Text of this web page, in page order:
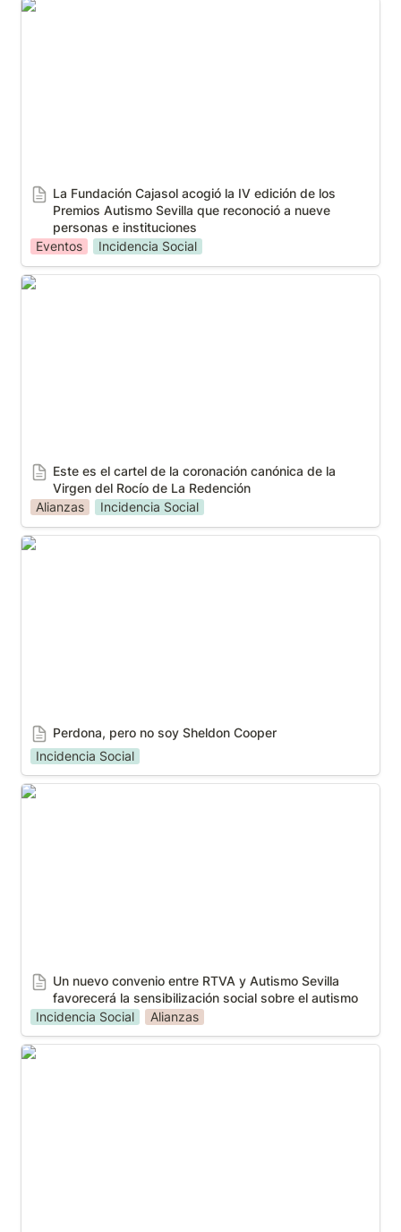
La Fundación Cajasol acogió la IV edición de los
La Fundación Cajasol acogió la IV edición de los
Premios Autismo Sevilla que reconoció a nueve
personas e instituciones
Eventos
Incidencia Social
Este es el cartel de la coronación canónica de la
Este es el cartel de la coronación canónica de la
Virgen del Rocío de La Redención
Alianzas
Incidencia Social
Perdona, pero no soy Sheldon Cooper
Perdona, pero no soy Sheldon Cooper
Incidencia Social
Un nuevo convenio entre RTVA y Autismo Sevilla
Un nuevo convenio entre RTVA y Autismo Sevilla
favorecerá la sensibilización social sobre el autismo
Incidencia Social
Alianzas
La Iglesia de Santiago se convierte en la primera de